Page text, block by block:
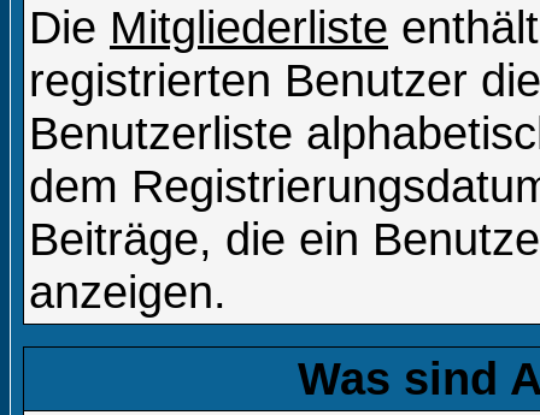
Die Mitgliederliste
registrierten Benutzer
Benutzerliste
dem
Beiträge, die ein
anzeigen.
Was sind